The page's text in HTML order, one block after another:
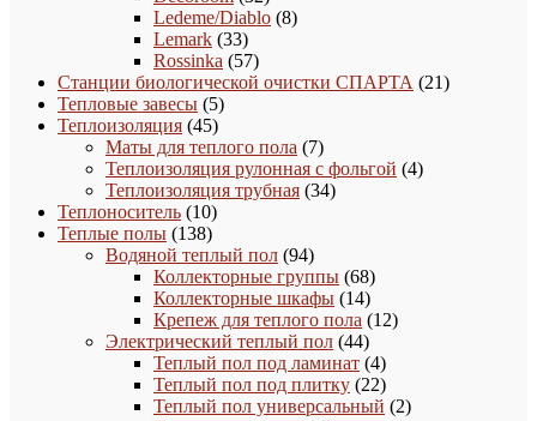
товара
Ledeme/Diablo 88
Lemark 3333
товара
Rossinka 5757
товаров
Станции биологической очистки СПАРТА 2121
Тепловые завесы 55
товаров
Теплоизоляция 4545
товаров
Маты для теплого пола 77
товаров
Теплоизоляция рулонная с фольгой 44
Теплоизоляция трубная 3434
Теплоноситель 1010
товаров
Теплые полы 138138
товаров
Водяной теплый пол 9494
товара
Коллекторные группы 6868
товаров
Коллекторные шкафы 1414
товаров
Крепеж для теплого пола 1212
Электрический теплый пол 4444
товара
Теплый пол под ламинат 44
товара
Теплый пол под плитку 2222
товара
Теплый пол универсальный 22